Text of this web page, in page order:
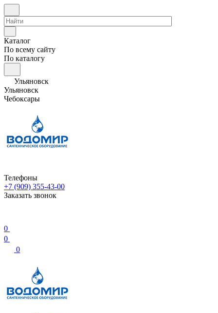
Каталог
По всему сайту
По каталогу
Ульяновск
Ульяновск
Чебоксары
Телефоны
+7 (909) 355-43-00
Заказать звонок
0
0
0